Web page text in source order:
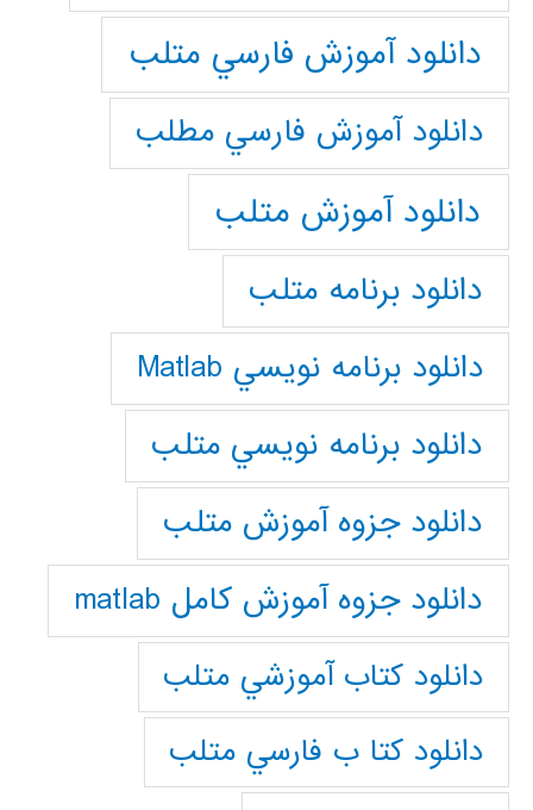
دانلود آموزش فارسي متلب
دانلود آموزش فارسي مطلب
دانلود آموزش متلب
دانلود برنامه متلب
دانلود برنامه نويسي Matlab
دانلود برنامه نويسي متلب
دانلود جزوه آموزش متلب
دانلود جزوه آموزش کامل matlab
دانلود كتاب آموزشي متلب
دانلود كتا ب فارسي متلب